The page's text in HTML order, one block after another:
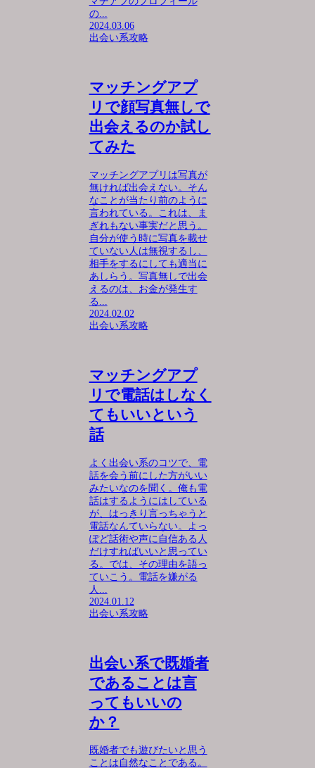
の...
2024.03.06
出会い系攻略
マッチングアプ
リで顔写真無しで
出会えるのか試し
てみた
マッチングアプリは写真が
無ければ出会えない。そん
なことが当たり前のように
言われている。これは、ま
ぎれもない事実だと思う。
自分が使う時に写真を載せ
ていない人は無視するし、
相手をするにしても適当に
あしらう。写真無しで出会
えるのは、お金が発生す
る...
2024.02.02
出会い系攻略
マッチングアプ
リで電話はしなく
てもいいという
話
よく出会い系のコツで、電
話を会う前にした方がいい
みたいなのを聞く。俺も電
話はするようにはしている
が、はっきり言っちゃうと
電話なんていらない。よっ
ぽど話術や声に自信ある人
だけすればいいと思ってい
る。では、その理由を語っ
ていこう。電話を嫌がる
人...
2024.01.12
出会い系攻略
出会い系で既婚者
であることは言
ってもいいの
か？
既婚者でも遊びたいと思う
ことは自然なことである。